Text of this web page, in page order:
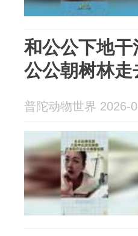
和公公下地
公公朝树林走
普陀动物世界 2026-